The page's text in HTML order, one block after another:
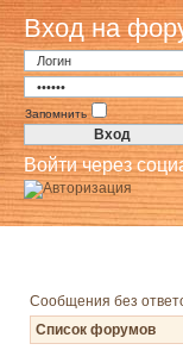
Вход на
Запомнить
Войти через
Сообщения без
Список форумов